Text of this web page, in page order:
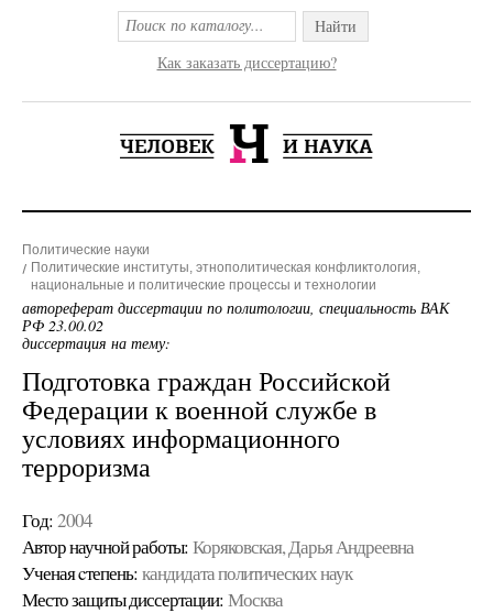
Найти
Как заказать диссертацию?
Политические науки
Политические институты, этнополитическая конфликтология,
национальные и политические процессы и технологии
автореферат диссертации по политологии, специальность ВАК
РФ 23.00.02
диссертация на тему:
Подготовка граждан Российской
Федерации к военной службе в
условиях информационного
терроризма
Год: 2004
Автор научной работы: Коряковская, Дарья Андреевна
Ученая cтепень: кандидата политических наук
Место защиты диссертации: Москва